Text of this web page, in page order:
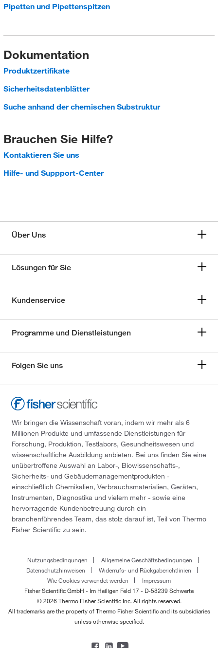
Pipetten und Pipettenspitzen
Dokumentation
Produktzertifikate
Sicherheitsdatenblätter
Suche anhand der chemischen Substruktur
Brauchen Sie Hilfe?
Kontaktieren Sie uns
Hilfe- und Suppport-Center
Über Uns
Lösungen für Sie
Kundenservice
Programme und Dienstleistungen
Folgen Sie uns
Wir bringen die Wissenschaft voran, indem wir mehr als 6
Millionen Produkte und umfassende Dienstleistungen für
Forschung, Produktion, Testlabors, Gesundheitswesen und
wissenschaftliche Ausbildung anbieten. Bei uns finden Sie eine
unübertroffene Auswahl an Labor-, Biowissenschafts-,
Sicherheits- und Gebäudemanagementprodukten -
einschließlich Chemikalien, Verbrauchsmaterialien, Geräten,
Instrumenten, Diagnostika und vielem mehr - sowie eine
hervorragende Kundenbetreuung durch ein
branchenführendes Team, das stolz darauf ist, Teil von Thermo
Fisher Scientific zu sein.
Nutzungsbedingungen
Allgemeine Geschäftsbedingungen
Datenschutzhinweisen
Widerrufs- und Rückgaberichtlinien
Wie Cookies verwendet werden
Impressum
Fisher Scientific GmbH - Im Heiligen Feld 17 - D-58239 Schwerte
© 2026 Thermo Fisher Scientific Inc. All rights reserved.
All trademarks are the property of Thermo Fisher Scientific and its subsidiaries
unless otherwise specified.